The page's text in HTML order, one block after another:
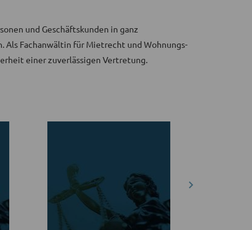
und Geschäftskunden in ganz
Als Fachanwältin für Mietrecht und Wohnungs­
einer zuverlässigen Vertretung.